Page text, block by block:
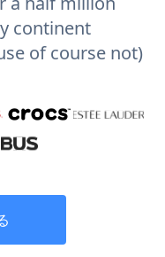
continent
of course not)